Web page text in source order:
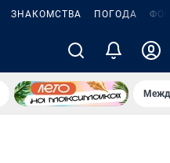
ЗНАКОМСТВА ПОГОДА